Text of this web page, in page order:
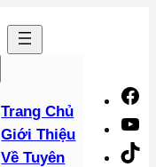
Trang Chủ
Giới Thiệu
Về Tuyên